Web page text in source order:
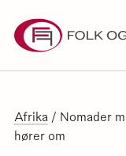
content
Afrika / Nomader
hører om